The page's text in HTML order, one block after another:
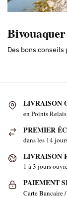
Des bons conseils
LIVRAISON
en Points
PREMIER
dans les 14
LIVRAISON
1 à 3 jours
PAIEMENT
Carte Bancaire